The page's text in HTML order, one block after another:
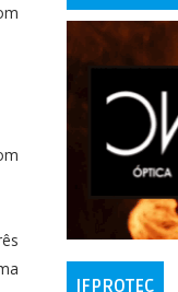
IFPROTEC